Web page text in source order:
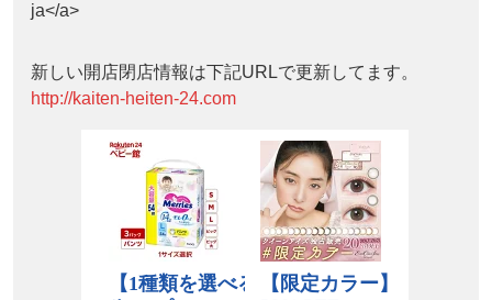
ja</a>
新しい開店閉店情報は下記URLで更新してます。
http://kaiten-heiten-24.com